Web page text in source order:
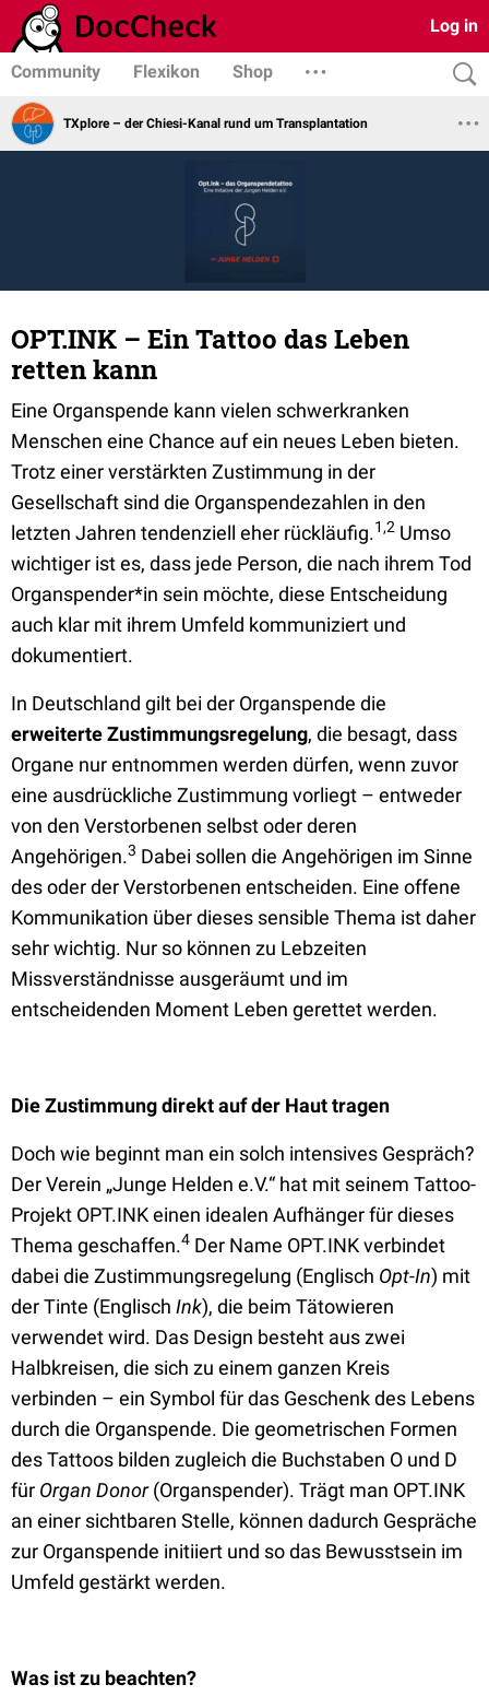
Log in
Community Flexikon Shop
TXplore – der Chiesi-Kanal rund um Transplantation
OPT.INK – Ein Tattoo das Leben
retten kann
Eine Organspende kann vielen schwerkranken
Menschen eine Chance auf ein neues Leben bieten.
Trotz einer verstärkten Zustimmung in der
Gesellschaft sind die Organspendezahlen in den
letzten Jahren tendenziell eher rückläufig.1,2 Umso
wichtiger ist es, dass jede Person, die nach ihrem Tod
Organspender*in sein möchte, diese Entscheidung
auch klar mit ihrem Umfeld kommuniziert und
dokumentiert.
In Deutschland gilt bei der Organspende die
erweiterte Zustimmungsregelung, die besagt, dass
Organe nur entnommen werden dürfen, wenn zuvor
eine ausdrückliche Zustimmung vorliegt – entweder
von den Verstorbenen selbst oder deren
Angehörigen.3 Dabei sollen die Angehörigen im Sinne
des oder der Verstorbenen entscheiden. Eine offene
Kommunikation über dieses sensible Thema ist daher
sehr wichtig. Nur so können zu Lebzeiten
Missverständnisse ausgeräumt und im
entscheidenden Moment Leben gerettet werden.
Die Zustimmung direkt auf der Haut tragen
Doch wie beginnt man ein solch intensives Gespräch?
Der Verein „Junge Helden e.V.“ hat mit seinem Tattoo-
Projekt OPT.INK einen idealen Aufhänger für dieses
Thema geschaffen.4 Der Name OPT.INK verbindet
dabei die Zustimmungsregelung (Englisch Opt-In) mit
der Tinte (Englisch Ink), die beim Tätowieren
verwendet wird. Das Design besteht aus zwei
Halbkreisen, die sich zu einem ganzen Kreis
verbinden – ein Symbol für das Geschenk des Lebens
durch die Organspende. Die geometrischen Formen
des Tattoos bilden zugleich die Buchstaben O und D
für Organ Donor(Organspender). Trägt man OPT.INK
an einer sichtbaren Stelle, können dadurch Gespräche
zur Organspende initiiert und so das Bewusstsein im
Umfeld gestärkt werden.
Was ist zu beachten?